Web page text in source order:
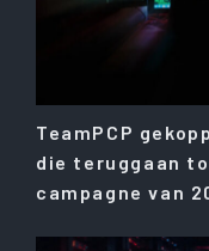
TeamPCP
die teruggaan
campagne van